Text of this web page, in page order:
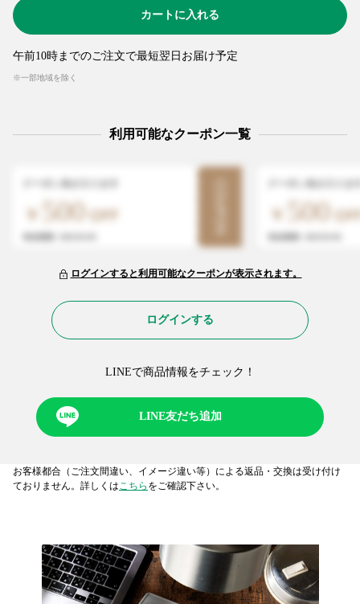
午前10時までのご注文で最短翌日お届け予定
※一部地域を除く
カートに入れる
利用可能なクーポン一覧
500 500
ログインすると利用可能なクーポンが表示されます。
ログインする
LINEで商品情報をチェック！​
LINE友だち追加
お客様都合（ご注文間違い、イメージ違い等）による返品・交換は受け付け
ておりません。詳しくは こちら をご確認下さい。